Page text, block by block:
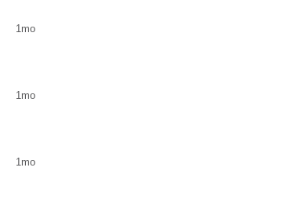
1mo
1mo
1mo